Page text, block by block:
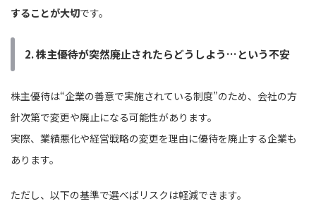
することが大切です。
2. 株主優待が突然廃止されたらどうしよう…という不安
株主優待は“企業の善意で実施されている制度”のため、会社の方
針次第で変更や廃止になる可能性があります。
実際、業績悪化や経営戦略の変更を理由に優待を廃止する企業も
あります。
ただし、以下の基準で選べばリスクは軽減できます。